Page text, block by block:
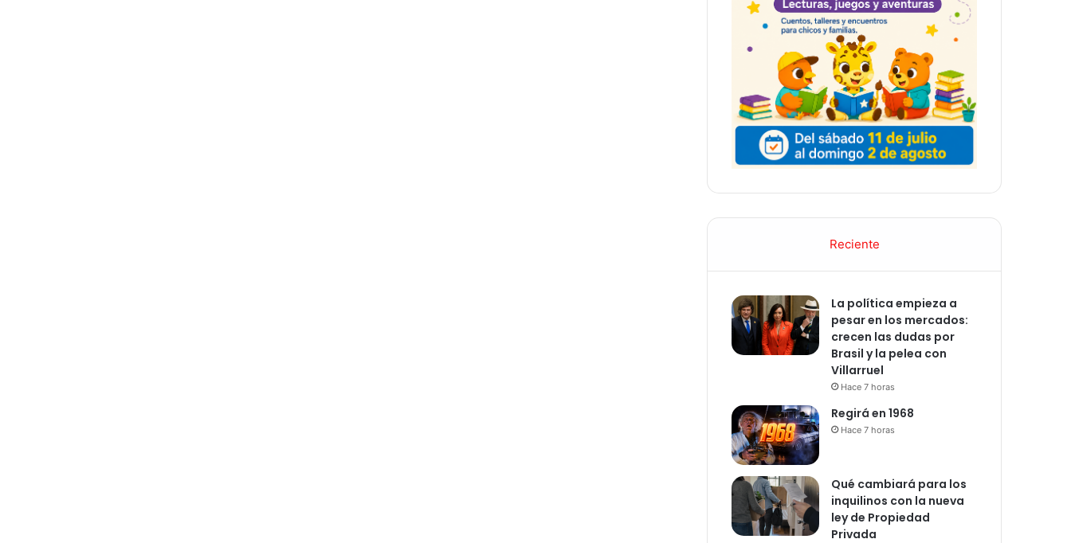
Reciente
La política empieza a
pesar en los mercados:
crecen las dudas por
Brasil y la pelea con
Villarruel
Hace 7 horas
Regirá en 1968
Hace 7 horas
Qué cambiará para los
inquilinos con la nueva
ley de Propiedad
Privada